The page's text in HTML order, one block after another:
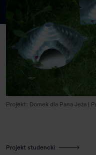
Projekt: Domek dla Pana Jeża |
Projekt studencki